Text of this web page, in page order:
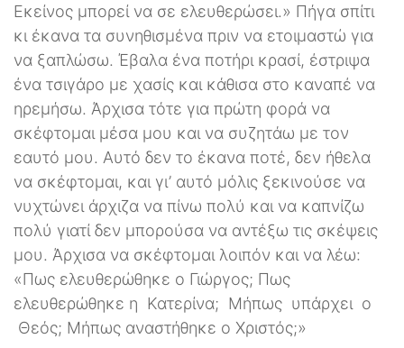
Εκείνος μπορεί να σε ελευθερώσει.» Πήγα σπίτι
κι έκανα τα συνηθισμένα πριν να ετοιμαστώ για
να ξαπλώσω. Έβαλα ένα ποτήρι κρασί, έστριψα
ένα τσιγάρο με χασίς και κάθισα στο καναπέ να
ηρεμήσω. Άρχισα τότε για πρώτη φορά να
σκέφτομαι μέσα μου και να συζητάω με τον
εαυτό μου. Αυτό δεν το έκανα ποτέ, δεν ήθελα
να σκέφτομαι, και γι’ αυτό μόλις ξεκινούσε να
νυχτώνει άρχιζα να πίνω πολύ και να καπνίζω
πολύ γιατί δεν μπορούσα να αντέξω τις σκέψεις
μου. Άρχισα να σκέφτομαι λοιπόν και να λέω:
«Πως ελευθερώθηκε ο Γιώργος; Πως
ελευθερώθηκε η Κατερίνα; Μήπως υπάρχει ο
Θεός; Μήπως αναστήθηκε ο Χριστός;»